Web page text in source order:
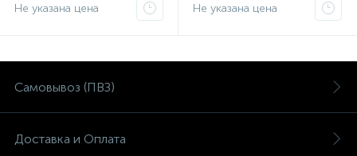
Не указана цена Не указана цена
Самовывоз (ПВЗ)
Доставка и Оплата